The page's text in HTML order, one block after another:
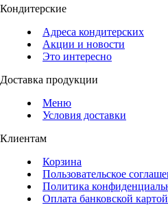
Кондитерские
Адреса кондитерских
Акции и новости
Это интересно
Доставка продукции
Меню
Условия доставки
Клиентам
Корзина
Пользовательское
Политика
Оплата банковской картой